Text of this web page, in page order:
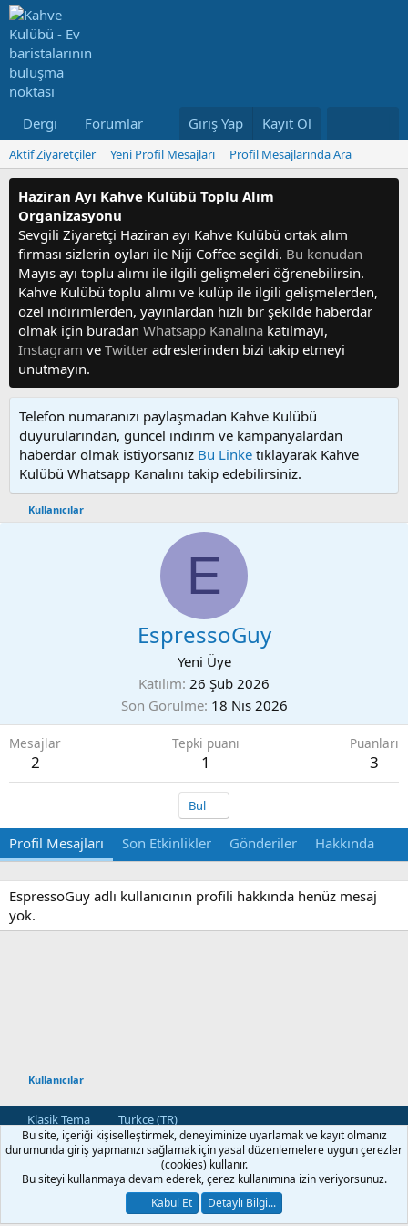
Dergi Forumlar Neler Yeni Kullanıcılar
Giriş Yap Kayıt Ol
Aktif Ziyaretçiler Yeni Profil Mesajları Profil Mesajlarında Ara
Haziran Ayı Kahve Kulübü Toplu Alım
Organizasyonu
Sevgili Ziyaretçi Haziran ayı Kahve Kulübü ortak alım
firması sizlerin oyları ile Niji Coffee seçildi. Bu konudan
Mayıs ayı toplu alımı ile ilgili gelişmeleri öğrenebilirsin.
Kahve Kulübü toplu alımı ve kulüp ile ilgili gelişmelerden,
özel indirimlerden, yayınlardan hızlı bir şekilde haberdar
olmak için buradan Whatsapp Kanalına katılmayı,
Instagram ve Twitter adreslerinden bizi takip etmeyi
unutmayın.
Telefon numaranızı paylaşmadan Kahve Kulübü
duyurularından, güncel indirim ve kampanyalardan
haberdar olmak istiyorsanız Bu Linke tıklayarak Kahve
Kulübü Whatsapp Kanalını takip edebilirsiniz.
Kullanıcılar
E
EspressoGuy
Yeni Üye
Katılım 26 Şub 2026
Son Görülme 18 Nis 2026
Mesajlar
2
Tepki puanı
1
Puanları
3
Bul
Profil Mesajları Son Etkinlikler Gönderiler Hakkında
EspressoGuy adlı kullanıcının profili hakkında henüz mesaj
yok.
Kullanıcılar
Klasik Tema
Turkce (TR)
Bize Ulaşın
Kullanım ve Şartlar Gizlilik Politikası
Yardım
R
S
Community platform by XenForo® © 2010-2026 XenForo Ltd.
[XGT] Forum statistics system- XenGenTr
Bu site, içeriği kişiselleştirmek, deneyiminize uyarlamak ve kayıt olmanız
durumunda giriş yapmanızı sağlamak için yasal düzenlemelere uygun çerezler
(cookies) kullanır.
Bu siteyi kullanmaya devam ederek, çerez kullanımına izin veriyorsunuz.
Kabul Et
Detaylı Bilgi...